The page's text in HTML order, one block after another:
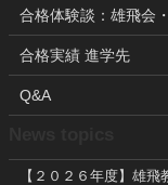
合格体験談：雄飛会
合格実績 進学先
Q&A
【２０２６年度】雄